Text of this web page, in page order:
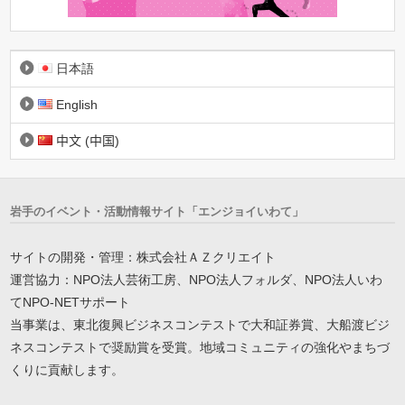
日本語
English
中文 (中国)
岩手のイベント・活動情報サイト「エンジョイいわて」
サイトの開発・管理：株式会社ＡＺクリエイト
運営協力：NPO法人芸術工房、NPO法人フォルダ、NPO法人いわ
てNPO-NETサポート
当事業は、東北復興ビジネスコンテストで大和証券賞、大船渡ビジ
ネスコンテストで奨励賞を受賞。地域コミュニティの強化やまちづ
くりに貢献します。